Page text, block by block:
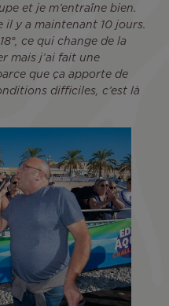
et je m’entraîne bien.
il y a maintenant 10 jours.
ce qui change de la
mais j’ai fait une
que ça apporte de
difficiles, c’est là